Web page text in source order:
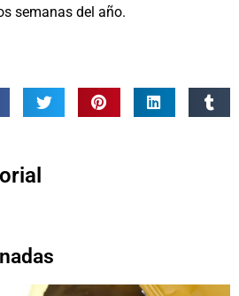
semanas del año.